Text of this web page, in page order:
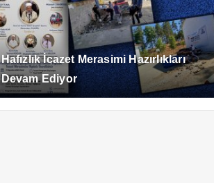
Hafızlık İcazet Merasimi Hazırlıkları
Devam Ediyor